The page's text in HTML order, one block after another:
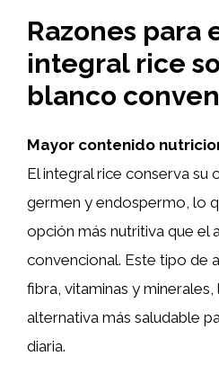
Razones para
integral rice
blanco
Mayor contenido
El integral rice conserva su
germen y endospermo, lo
opción más nutritiva que el
convencional. Este tipo de
fibra, vitaminas y
alternativa más saludable
diaria.